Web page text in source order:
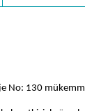
No: 130